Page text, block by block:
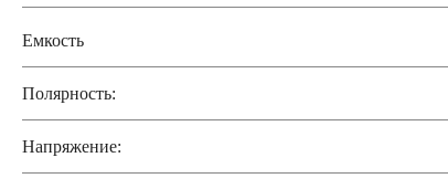
Емкость
Полярность:
Напряжение: